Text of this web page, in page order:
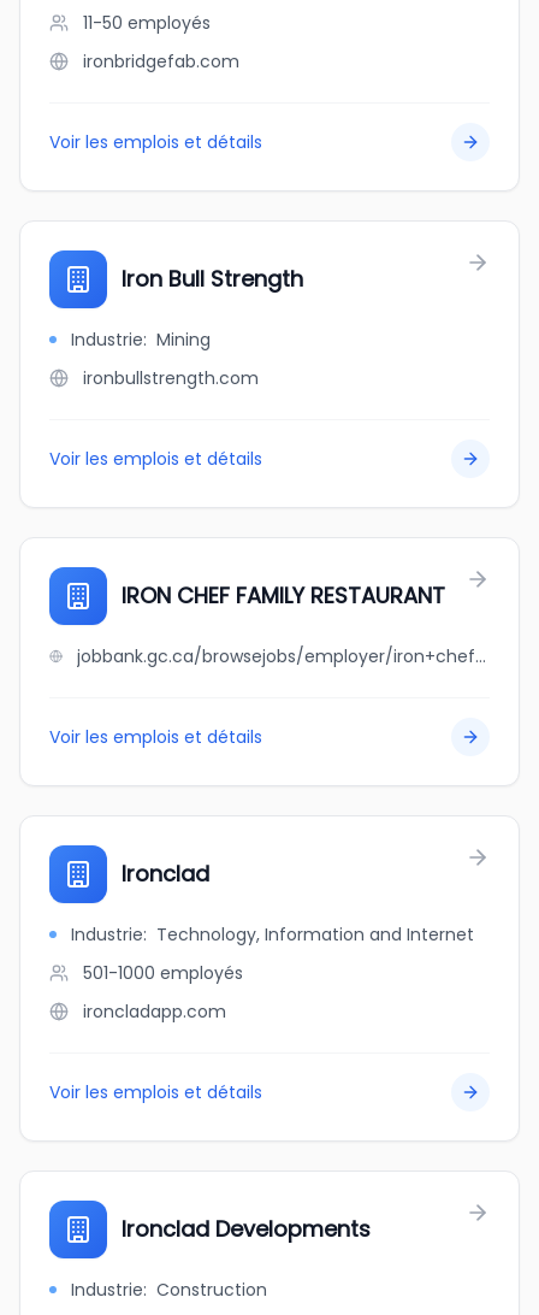
11-50 employés
ironbridgefab.com
Voir les emplois et détails
Iron Bull Strength
Industrie: Mining
ironbullstrength.com
Voir les emplois et détails
IRON CHEF FAMILY RESTAURANT
jobbank.gc.ca/browsejobs/employer/iron+chef+family+restaurant/ca
Voir les emplois et détails
Ironclad
Industrie: Technology, Information and Internet
501-1000 employés
ironcladapp.com
Voir les emplois et détails
Ironclad Developments
Industrie: Construction